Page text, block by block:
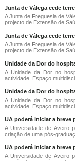
Junta de Válega cede
A Junta de Freguesia de
projecto de Extensão de
Junta de Válega cede
A Junta de Freguesia de
projecto de Extensão de
Unidade da Dor do
A Unidade da Dor no
actividade. Espaço
Unidade da Dor do
A Unidade da Dor no
actividade. Espaço
UA poderá iniciar a breve
A Universidade de Aveiro
criação de uma pós-
UA poderá iniciar a breve
A Universidade de Aveiro